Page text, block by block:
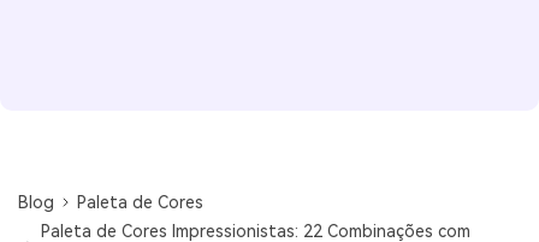
Blog
Paleta de Cores
Paleta de Cores Impressionistas: 22 Combinações com